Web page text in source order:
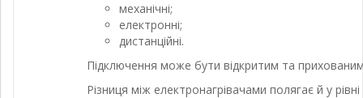
механічні;
електронні;
дистанційні.
Підключення може бути відкритим та
Різниця між електронагрівачами полягає й у